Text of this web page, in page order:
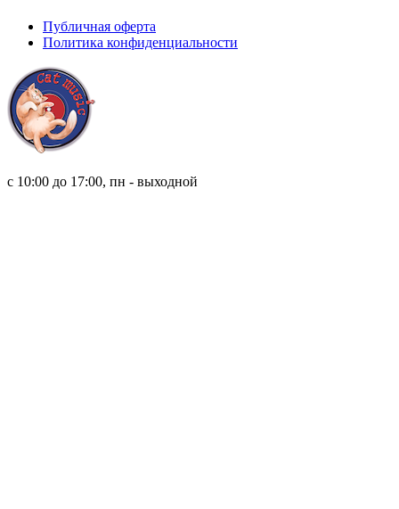
Публичная оферта
Политика конфиденциальности
с 10:00 до 17:00, пн - выходной